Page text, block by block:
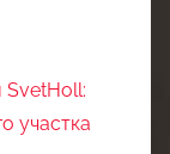
SvetHoll:
участка